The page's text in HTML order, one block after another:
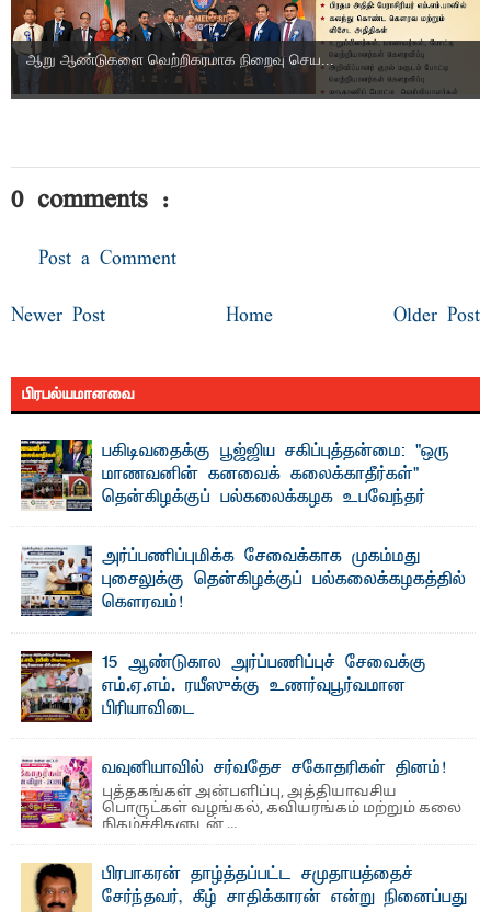
ஆறு ஆண்டுகளை வெற்றிகரமாக நிறைவு செய...
0 comments :
Post a Comment
Newer Post Older Post
Home
பிரபல்யமானவை
பகிடிவதைக்கு பூஜ்ஜிய சகிப்புத்தன்மை: "ஒரு
மாணவனின் கனவைக் கலைக்காதீர்கள்" –
தென்கிழக்குப் பல்கலைக்கழக உபவேந்தர்
"ஒ ரு மாணவனின் அல்லது மாணவியின் கனவு என்னால்
கலைக்கப்படாது" என்ற உறுதியை ஒவ்வொரு மாணவரும் ...
அர்ப்பணிப்புமிக்க சேவைக்காக முகம்மது
புசைலுக்கு தென்கிழக்குப் பல்கலைக்கழகத்தில்
கௌரவம்!
15 ஆண்டுகால அர்ப்பணிப்புச் சேவைக்கு
எம்.ஏ.எம். ரயீஸுக்கு உணர்வுபூர்வமான
பிரியாவிடை
வவுனியாவில் சர்வதேச சகோதரிகள் தினம்!
புத்தகங்கள் அன்பளிப்பு, அத்தியாவசிய
பொருட்கள் வழங்கல், கவியரங்கம் மற்றும் கலை
நிகழ்ச்சிகளுடன் ...
பிரபாகரன் தாழ்த்தப்பட்ட சமுதாயத்தைச்
சேர்ந்தவர், கீழ் சாதிக்காரன் என்று நினைப்பது